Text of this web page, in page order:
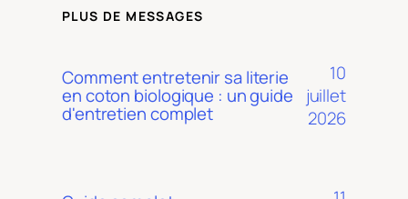
PLUS DE MESSAGES
Comment entretenir sa literie
en coton biologique : un guide
d'entretien complet
10
juillet
2026